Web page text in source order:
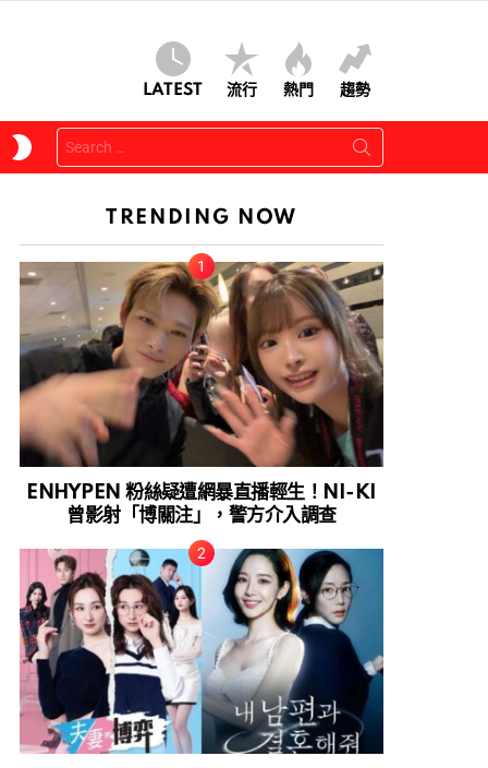
LATEST 流行 熱門 趨勢
SKIN
Search
for:
TRENDING NOW
ENHYPEN 粉絲疑遭網暴直播輕生！NI-KI
曾影射「博關注」，警方介入調查